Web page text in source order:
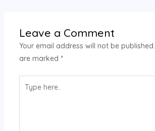
Leave a Comment
Your email address will not be published.
are marked *
here..